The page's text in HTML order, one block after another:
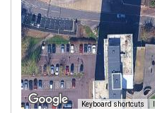
Keyboard shortcuts